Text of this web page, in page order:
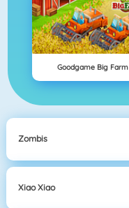
Goodgame Big Farm
Zombis
Xiao Xiao